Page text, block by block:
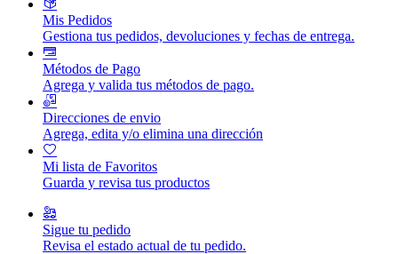
Mis Pedidos
Gestiona tus pedidos, devoluciones y fechas de entrega.
Métodos de Pago
Agrega y valida tus métodos de pago.
Direcciones de envio
Agrega, edita y/o elimina una dirección
Mi lista de Favoritos
Guarda y revisa tus productos
Sigue tu pedido
Revisa el estado actual de tu pedido.